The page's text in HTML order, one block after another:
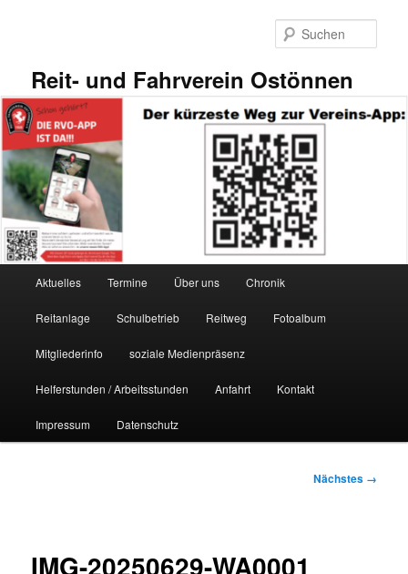
Reit- und Fahrverein Ostönnen
Aktuelles Termine Über uns Chronik
Reitanlage Schulbetrieb Reitweg Fotoalbum
Mitgliederinfo soziale Medienpräsenz
Helferstunden / Arbeitsstunden Anfahrt Kontakt
Impressum Datenschutz
Nächstes →
IMG-20250629-WA0001